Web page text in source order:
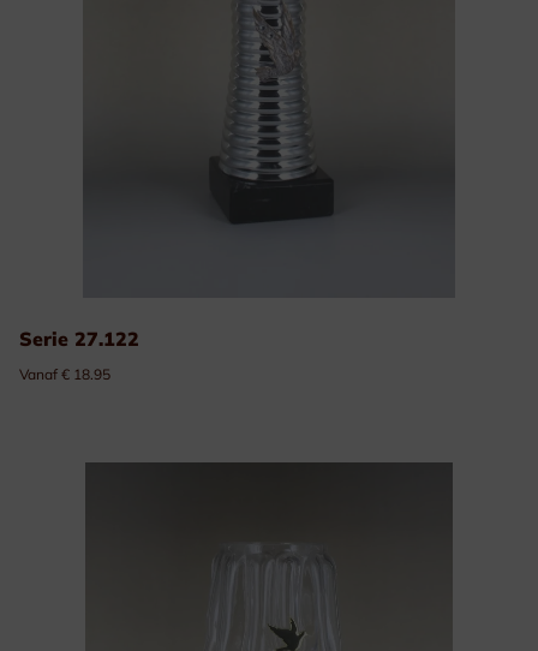
Serie 27.122
Vanaf € 18.95